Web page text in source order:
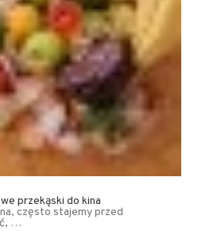
przekąski do kina
często stajemy przed
…